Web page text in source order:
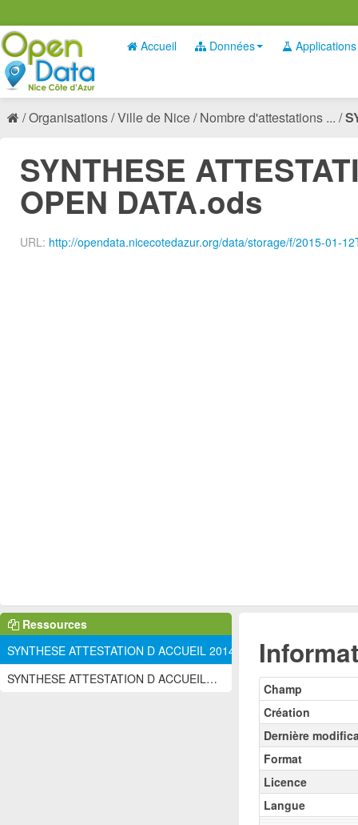
Accueil Données Applications
Organisations Ville de Nice Nombre d'attestations ...
SYNTHESE
OPEN DATA.ods
URL: http://opendata.nicecotedazur.org/data/storage/f/2015-01-
Champ
Création
Dernière
Format
Licence
Langue
Ressources
SYNTHESE ATTESTATION D ACCUEIL 2014 ...
SYNTHESE ATTESTATION D ACCUEIL 2014 ...